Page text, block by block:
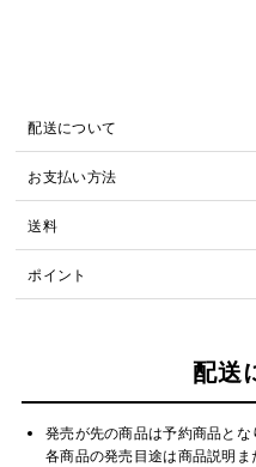
配送について
お支払い方法
送料
ポイント
配送
発売が先の商品は予約商品とな
各商品の発売目途は商品説明ま